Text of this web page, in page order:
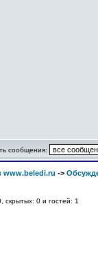
сообщения:
->
скрытых: 0 и гостей: 1